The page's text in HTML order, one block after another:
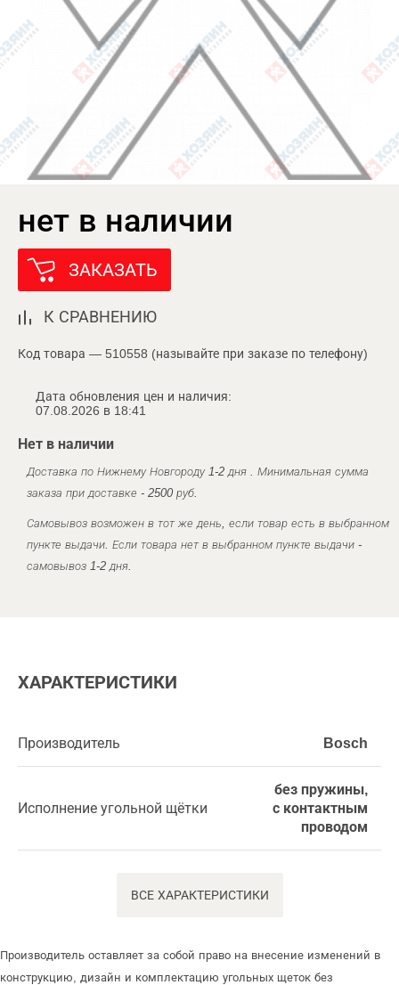
нет в наличии
ЗАКАЗАТЬ
К СРАВНЕНИЮ
Код товара — 510558 (называйте при заказе по телефону)
Дата обновления цен и наличия:
07.08.2026 в 18:41
Нет в наличии
Доставка по Нижнему Новгороду 1-2 дня . Минимальная сумма
заказа при доставке - 2500 руб.
Самовывоз возможен в тот же день, если товар есть в выбранном
пункте выдачи. Если товара нет в выбранном пункте выдачи -
самовывоз 1-2 дня.
ХАРАКТЕРИСТИКИ
Производитель Bosch
Исполнение угольной щётки
без пружины,
с контактным
проводом
ВСЕ ХАРАКТЕРИСТИКИ
Производитель оставляет за собой право на внесение изменений в
конструкцию, дизайн и комплектацию угольных щеток без